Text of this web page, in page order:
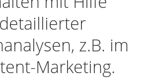
detaillierter
z.B. im
Marketing.